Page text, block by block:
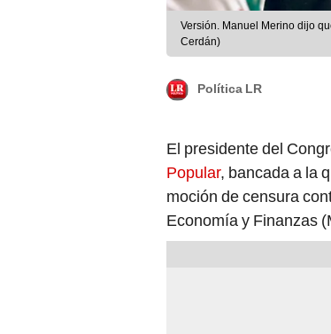
Versión. Manuel Merino dijo
Cerdán)
Política LR
El presidente del
Popular, bancada a la
moción de censura
Economía y Finanzas